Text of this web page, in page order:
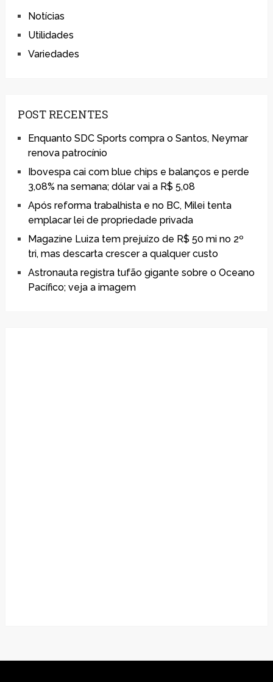
Notícias
Utilidades
Variedades
POST RECENTES
Enquanto SDC Sports compra o Santos, Neymar
renova patrocínio
Ibovespa cai com blue chips e balanços e perde
3,08% na semana; dólar vai a R$ 5,08
Após reforma trabalhista e no BC, Milei tenta
emplacar lei de propriedade privada
Magazine Luiza tem prejuízo de R$ 50 mi no 2º
tri, mas descarta crescer a qualquer custo
Astronauta registra tufão gigante sobre o Oceano
Pacífico; veja a imagem